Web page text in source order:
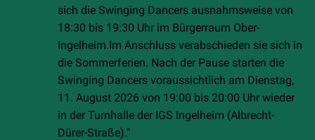
sich die Swinging Dancers ausnahmsweise von
18:30 bis 19:30 Uhr im Bürgerraum Ober-
Ingelheim.Im Anschluss verabschieden sie sich in
die Sommerferien. Nach der Pause starten die
Swinging Dancers voraussichtlich am Dienstag,
11. August 2026 von 19:00 bis 20:00 Uhr wieder
in der Turnhalle der IGS Ingelheim (Albrecht-
Dürer-Straße)."